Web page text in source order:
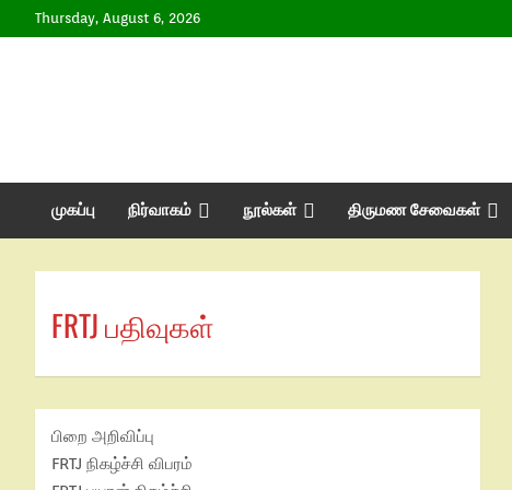
Thursday, August 6, 2026
முகப்பு நிர்வாகம் நூல்கள் திருமண சேவைகள்
FRTJ பதிவுகள்
பிறை அறிவிப்பு
FRTJ நிகழ்ச்சி விபரம்